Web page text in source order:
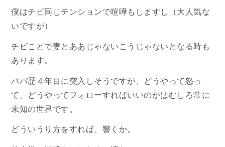
僕はチビ同じテンションで喧嘩もしますし（大人気な
いですが）
チビことで妻とああじゃないこうじゃないとなる時も
あります。
パパ歴４年目に突入しそうですが、どうやって怒っ
て、どうやってフォローすればいいのかはむしろ常に
未知の世界です。
どういうり方をすれば、響くか。